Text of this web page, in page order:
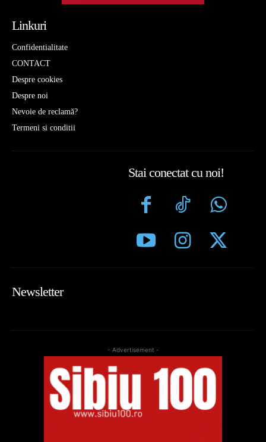
Linkuri
Confidentialitate
CONTACT
Despre cookies
Despre noi
Nevoie de reclamă?
Termeni si conditii
Stai conectat cu noi!
Newsletter
- Advertisement -